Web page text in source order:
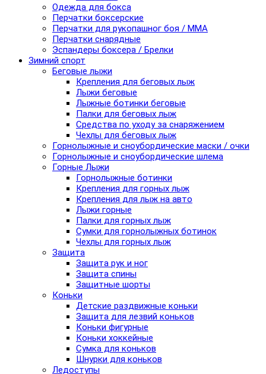
Одежда для бокса
Перчатки боксерские
Перчатки для рукопашног боя / ММА
Перчатки снарядные
Эспандеры боксера / Брелки
Зимний спорт
Беговые лыжи
Крепления для беговых лыж
Лыжи беговые
Лыжные ботинки беговые
Палки для беговых лыж
Средства по уходу за снаряжением
Чехлы для беговых лыж
Горнолыжные и сноубордические маски / очки
Горнолыжные и сноубордические шлема
Горные Лыжи
Горнолыжные ботинки
Крепления для горных лыж
Крепления для лыж на авто
Лыжи горные
Палки для горных лыж
Сумки для горнолыжных ботинок
Чехлы для горных лыж
Защита
Защита рук и ног
Защита спины
Защитные шорты
Коньки
Детские раздвижные коньки
Защита для лезвий коньков
Коньки фигурные
Коньки хоккейные
Сумка для коньков
Шнурки для коньков
Ледоступы